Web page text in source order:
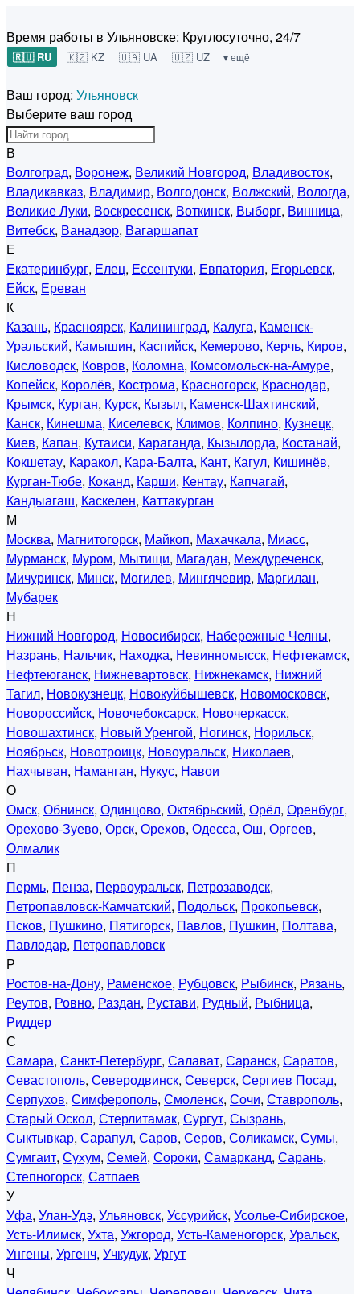
Время работы в Ульяновске: Круглосуточно, 24/7
🇷🇺 RU 🇰🇿 KZ 🇺🇦 UA 🇺🇿 UZ ▾ ещё
Ваш город: Ульяновск
Выберите ваш город
В
Волгоград, Воронеж, Великий Новгород, Владивосток,
Владикавказ, Владимир, Волгодонск, Волжский, Вологда,
Великие Луки, Воскресенск, Воткинск, Выборг, Винница,
Витебск, Ванадзор, Вагаршапат
Е
Екатеринбург, Елец, Ессентуки, Евпатория, Егорьевск,
Ейск, Ереван
К
Казань, Красноярск, Калининград, Калуга, Каменск-
Уральский, Камышин, Каспийск, Кемерово, Керчь, Киров,
Кисловодск, Ковров, Коломна, Комсомольск-на-Амуре,
Копейск, Королёв, Кострома, Красногорск, Краснодар,
Крымск, Курган, Курск, Кызыл, Каменск-Шахтинский,
Канск, Кинешма, Киселевск, Климов, Колпино, Кузнецк,
Киев, Капан, Кутаиси, Караганда, Кызылорда, Костанай,
Кокшетау, Каракол, Кара-Балта, Кант, Кагул, Кишинёв,
Курган-Тюбе, Коканд, Карши, Кентау, Капчагай,
Кандыагаш, Каскелен, Каттакурган
М
Москва, Магнитогорск, Майкоп, Махачкала, Миасс,
Мурманск, Муром, Мытищи, Магадан, Междуреченск,
Мичуринск, Минск, Могилев, Мингячевир, Маргилан,
Мубарек
Н
Нижний Новгород, Новосибирск, Набережные Челны,
Назрань, Нальчик, Находка, Невинномысск, Нефтекамск,
Нефтеюганск, Нижневартовск, Нижнекамск, Нижний
Тагил, Новокузнецк, Новокуйбышевск, Новомосковск,
Новороссийск, Новочебоксарск, Новочеркасск,
Новошахтинск, Новый Уренгой, Ногинск, Норильск,
Ноябрьск, Новотроицк, Новоуральск, Николаев,
Нахчыван, Наманган, Нукус, Навои
О
Омск, Обнинск, Одинцово, Октябрьский, Орёл, Оренбург,
Орехово-Зуево, Орск, Орехов, Одесса, Ош, Оргеев,
Олмалик
П
Пермь, Пенза, Первоуральск, Петрозаводск,
Петропавловск-Камчатский, Подольск, Прокопьевск,
Псков, Пушкино, Пятигорск, Павлов, Пушкин, Полтава,
Павлодар, Петропавловск
Р
Ростов-на-Дону, Раменское, Рубцовск, Рыбинск, Рязань,
Реутов, Ровно, Раздан, Рустави, Рудный, Рыбница,
Риддер
С
Самара, Санкт-Петербург, Салават, Саранск, Саратов,
Севастополь, Северодвинск, Северск, Сергиев Посад,
Серпухов, Симферополь, Смоленск, Сочи, Ставрополь,
Старый Оскол, Стерлитамак, Сургут, Сызрань,
Сыктывкар, Сарапул, Саров, Серов, Соликамск, Сумы,
Сумгаит, Сухум, Семей, Сороки, Самарканд, Сарань,
Степногорск, Сатпаев
У
Уфа, Улан-Удэ, Ульяновск, Уссурийск, Усолье-Сибирское,
Усть-Илимск, Ухта, Ужгород, Усть-Каменогорск, Уральск,
Унгены, Ургенч, Учкудук, Ургут
Ч